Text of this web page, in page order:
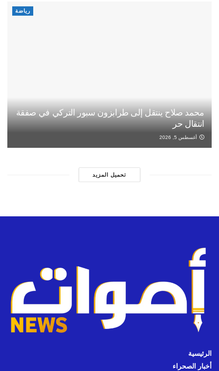
رياضة
محمد صلاح ينتقل إلى طرابزون سبور التركي في صفقة
انتقال حر
أغسطس 5, 2026
تحميل المزيد
الرئيسية
أخبار الصحراء